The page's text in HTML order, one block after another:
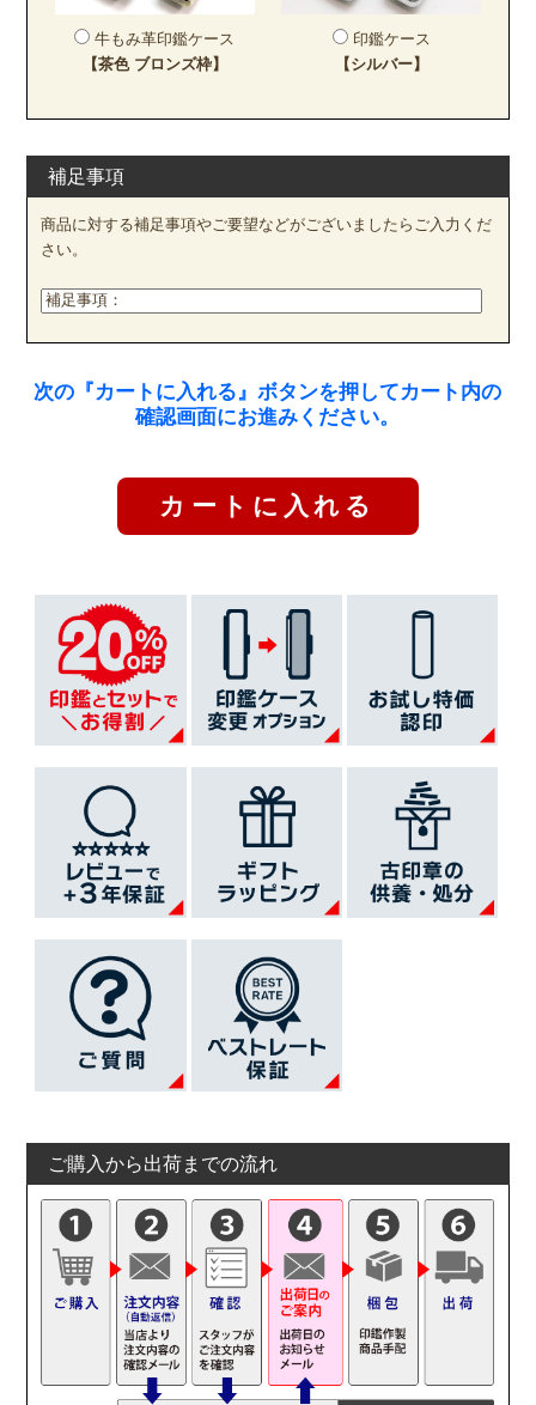
牛もみ革印鑑ケース
【茶色 ブロンズ枠】
印鑑ケース
【シルバー】
補足事項
商品に対する補足事項やご要望などがございましたらご入力くだ
さい。
次の『カートに入れる』ボタンを押してカート内の
確認画面にお進みください。
ご購入から出荷までの流れ